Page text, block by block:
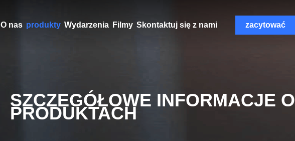
O nas produkty Wydarzenia Filmy Skontaktuj się z nami zacytować
SZCZEGÓŁOWE INFORMACJE O
PRODUKTACH